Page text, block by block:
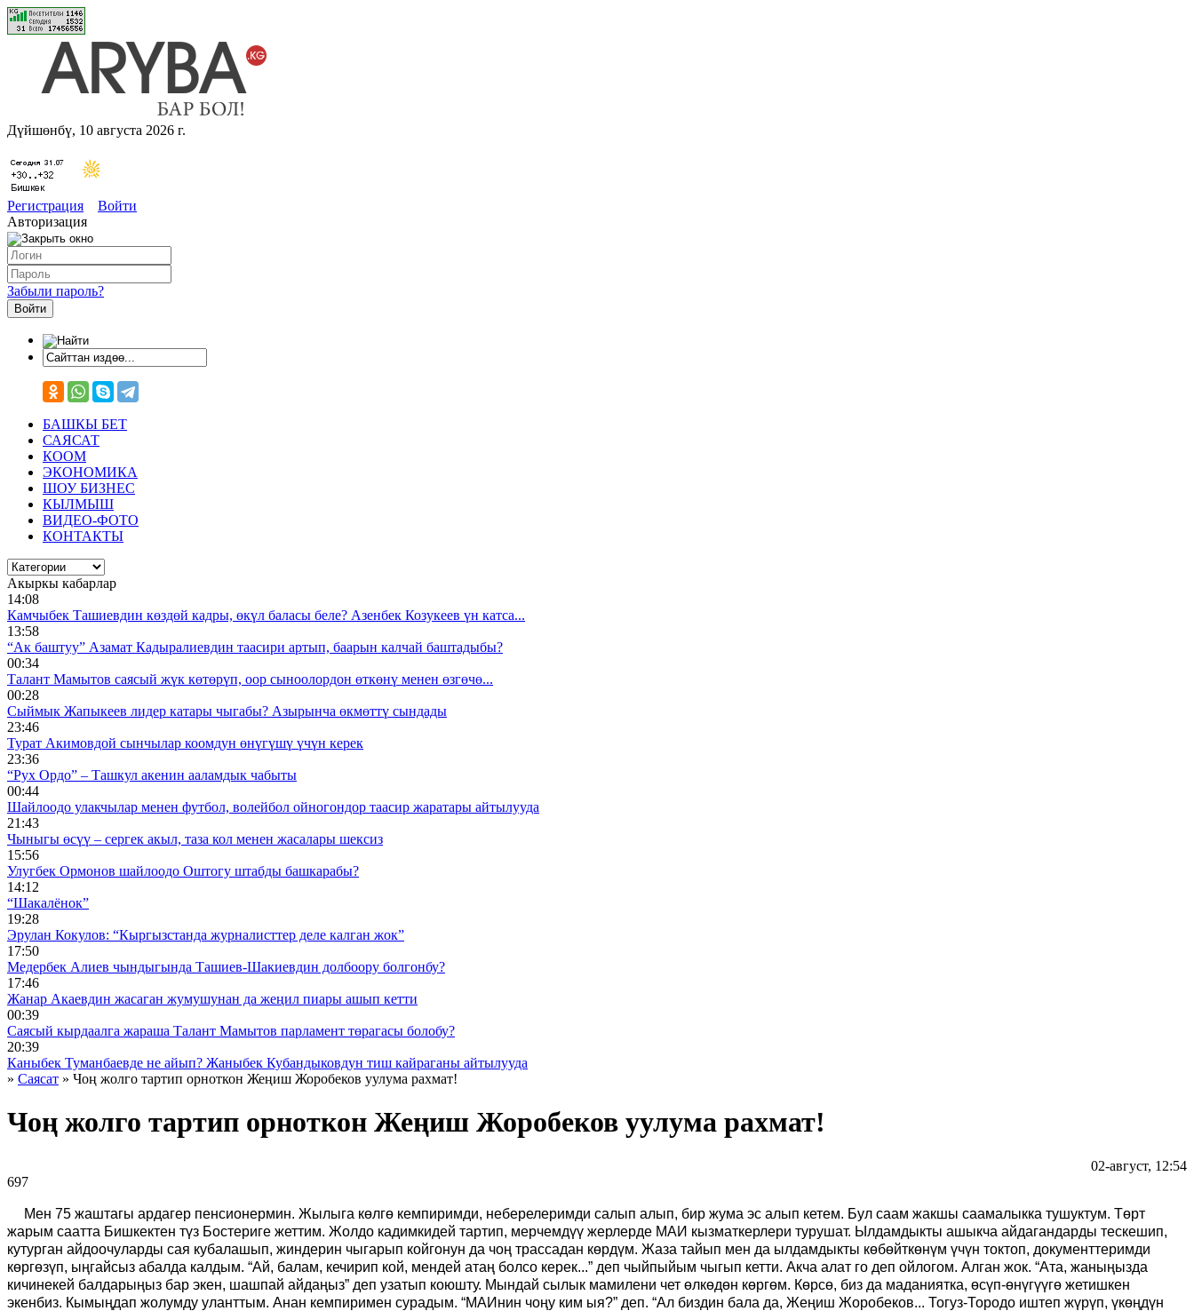
Дүйшөнбү, 10 августа 2026 г.
Регистрация
Войти
Авторизация
Забыли пароль?
БАШКЫ БЕТ
САЯСАТ
КООМ
ЭКОНОМИКА
ШОУ БИЗНЕС
КЫЛМЫШ
ВИДЕО-ФОТО
КОНТАКТЫ
Акыркы кабарлар
14:08
Камчыбек Ташиевдин көздөй кадры, өкүл баласы беле? Азенбек Козукеев үн катса...
13:58
“Ак баштуу” Азамат Кадыралиевдин таасири артып, баарын калчай баштадыбы?
00:34
Талант Мамытов саясый жүк көтөрүп, оор сыноолордон өткөнү менен өзгөчө...
00:28
Сыймык Жапыкеев лидер катары чыгабы? Азырынча өкмөттү сындады
23:46
Турат Акимовдой сынчылар коомдун өнүгүшү үчүн керек
23:36
“Рух Ордо” – Ташкул акенин ааламдык чабыты
00:44
Шайлоодо улакчылар менен футбол, волейбол ойногондор таасир жаратары айтылууда
21:43
Чыныгы өсүү – сергек акыл, таза кол менен жасалары шексиз
15:56
Улугбек Ормонов шайлоодо Оштогу штабды башкарабы?
14:12
“Шакалёнок”
19:28
Эрулан Кокулов: “Кыргызстанда журналисттер деле калган жок”
17:50
Медербек Алиев чындыгында Ташиев-Шакиевдин долбоору болгонбу?
17:46
Жанар Акаевдин жасаган жумушунан да жеңил пиары ашып кетти
00:39
Саясый кырдаалга жараша Талант Мамытов парламент төрагасы болобу?
20:39
Каныбек Туманбаевде не айып? Жаныбек Кубандыковдун тиш кайраганы айтылууда
» Саясат » Чоң жолго тартип орноткон Жеңиш Жоробеков уулума рахмат!
Чоң жолго тартип орноткон Жеңиш Жоробеков уулума рахмат!
02-август, 12:54
697 ᠌ ᠌ ᠌ ᠌᠌ ᠌ ᠌᠌
Мен 75 жаштагы ардагер пенсионермин. Жылыга көлгө кемпиримди, неберелеримди салып алып, бир жума эс алып кетем. Бул саам жакшы саамалыкка тушуктум. Төрт
жарым саатта Бишкектен түз Бостериге жеттим. Жолдо кадимкидей тартип, мерчемдүү жерлерде МАИ кызматкерлери турушат. Ылдамдыкты ашыкча айдагандарды тескешип,
кутурган айдоочуларды сая кубалашып, жиндерин чыгарып койгонун да чоң трассадан көрдүм. Жаза тайып мен да ылдамдыкты көбөйткөнүм үчүн токтоп, документтеримди
көргөзүп, ыңгайсыз абалда калдым. “Ай, балам, кечирип кой, мендей атаң болсо керек...” деп чыйпыйым чыгып кетти. Акча алат го деп ойлогом. Алган жок. “Ата, жаныңызда
кичинекей балдарыңыз бар экен, шашпай айдаңыз” деп узатып коюшту. Мындай сылык мамилени чет өлкөдөн көргөм. Көрсө, биз да маданиятка, өсүп-өнүгүүгө жетишкен
экенбиз. Кымыңдап жолумду уланттым. Анан кемпиримен сурадым. “МАИнин чоңу ким ыя?” деп. “Ал биздин бала да, Жеңиш Жоробеков... Тогуз-Тородо иштеп жүрүп, үкөңдүн